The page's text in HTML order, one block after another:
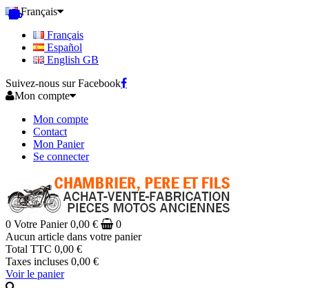
Français
Français
Español
English GB
Suivez-nous sur Facebook
Mon compte
Mon compte
Contact
Mon Panier
Se connecter
0 Votre Panier 0,00 €
0
Aucun article dans votre panier
Total TTC 0,00 €
Taxes incluses 0,00 €
Voir le panier